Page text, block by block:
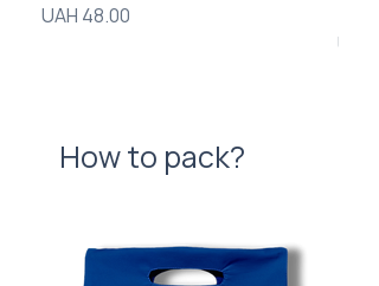
Price
UAH 48.00
Price
UAH
How to pack?